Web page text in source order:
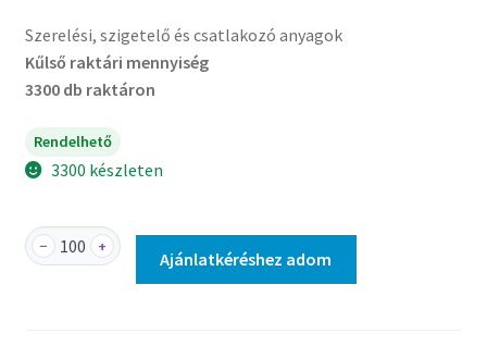
Szerelési, szigetelő és csatlakozó anyagok
Kűlső raktári mennyiség
3300 db raktáron
Rendelhető
3300 készleten
KSZ10
− +
Ajánlatkéréshez adom